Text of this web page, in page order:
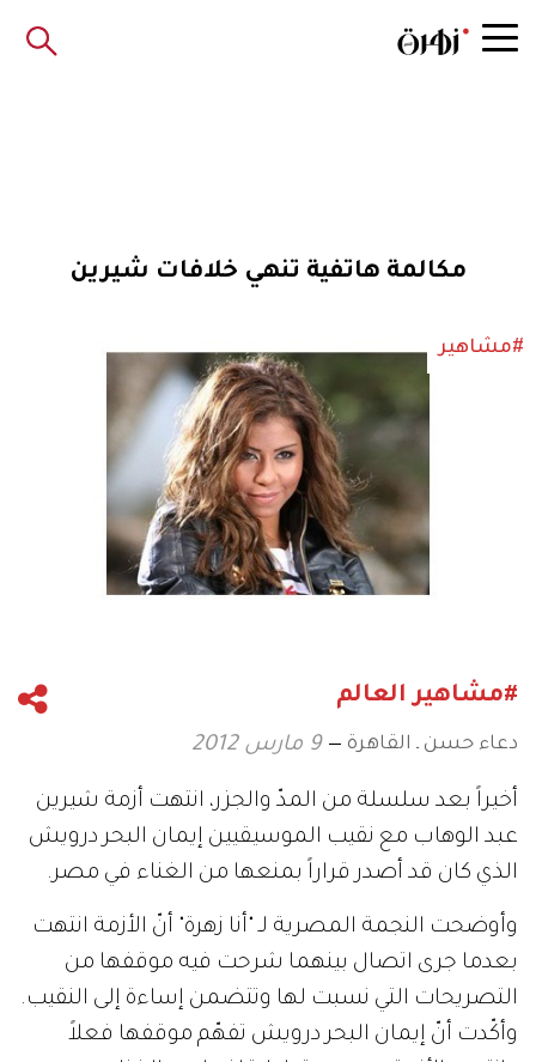
مكالمة هاتفية تنهي خلافات شيرين
#مشاهير
#مشاهير العالم
دعاء حسن ـ القاهرة 9 مارس 2012
أخيراً بعد سلسلة من المدّ والجزر، انتهت أزمة شيرين
عبد الوهاب مع نقيب الموسيقيين إيمان البحر درويش
الذي كان قد أصدر قراراً بمنعها من الغناء في مصر.
وأوضحت النجمة المصرية لـ "أنا زهرة" أنّ الأزمة انتهت
بعدما جرى اتصال بينهما شرحت فيه موقفها من
التصريحات التي نسبت لها وتتضمن إساءة إلى النقيب.
وأكّدت أنّ إيمان البحر درويش تفهّم موقفها فعلاً